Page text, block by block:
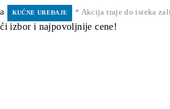
KUĆNE UREĐAJE * Akcija traje do isteka
izbor i najpovoljnije cene!